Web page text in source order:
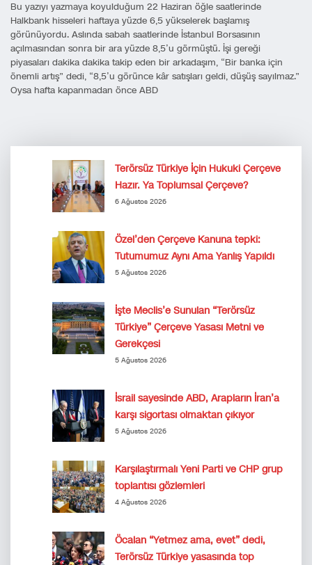
Bu yazıyı yazmaya koyulduğum 22 Haziran öğle saatlerinde
Halkbank hisseleri haftaya yüzde 6,5 yükselerek başlamış
görünüyordu. Aslında sabah saatlerinde İstanbul Borsasının
açılmasından sonra bir ara yüzde 8,5’u görmüştü. İşi gereği
piyasaları dakika dakika takip eden bir arkadaşım, “Bir banka için
önemli artış” dedi, “8,5’u görünce kâr satışları geldi, düşüş sayılmaz.”
Oysa hafta kapanmadan önce ABD
Terörsüz Türkiye İçin Hukuki Çerçeve
Hazır. Ya Toplumsal Çerçeve?
6 Ağustos 2026
Özel’den Çerçeve Kanuna tepki:
Tutumumuz Aynı Ama Yanlış Yapıldı
5 Ağustos 2026
İşte Meclis’e Sunulan “Terörsüz
Türkiye” Çerçeve Yasası Metni ve
Gerekçesi
5 Ağustos 2026
İsrail sayesinde ABD, Arapların İran’a
karşı sigortası olmaktan çıkıyor
5 Ağustos 2026
Karşılaştırmalı Yeni Parti ve CHP grup
toplantısı gözlemleri
4 Ağustos 2026
Öcalan “Yetmez ama, evet” dedi,
Terörsüz Türkiye yasasında top